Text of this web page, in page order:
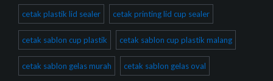
cetak plastik lid sealer cetak printing lid cup sealer
cetak sablon cup plastik cetak sablon cup plastik malang
cetak sablon gelas murah cetak sablon gelas oval